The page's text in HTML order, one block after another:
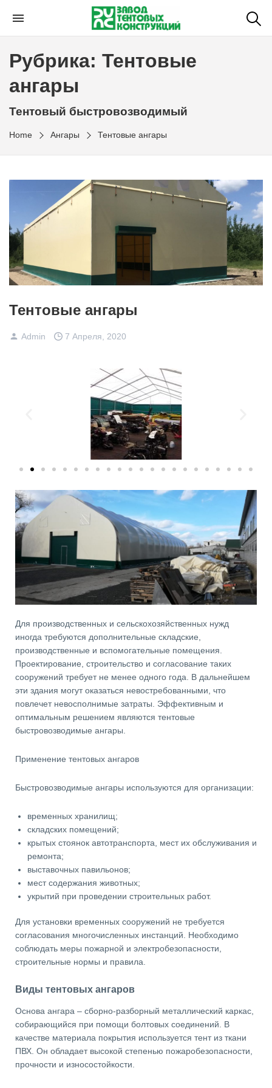
Рубрика: Тентовые
ангары
Тентовый быстровозводимый
Home Ангары Тентовые ангары
Тентовые ангары
Admin 7 Апреля, 2020
Для производственных и сельскохозяйственных нужд
иногда требуются дополнительные складские,
производственные и вспомогательные помещения.
Проектирование, строительство и согласование таких
сооружений требует не менее одного года. В дальнейшем
эти здания могут оказаться невостребованными, что
повлечет невосполнимые затраты. Эффективным и
оптимальным решением являются тентовые
быстровозводимые ангары.
Применение тентовых ангаров
Быстровозводимые ангары используются для организации:
временных хранилищ;
складских помещений;
крытых стоянок автотранспорта, мест их обслуживания и
ремонта;
выставочных павильонов;
мест содержания животных;
укрытий при проведении строительных работ.
Для установки временных сооружений не требуется
согласования многочисленных инстанций. Необходимо
соблюдать меры пожарной и электробезопасности,
строительные нормы и правила.
Виды тентовых ангаров
Основа ангара – сборно-разборный металлический каркас,
собирающийся при помощи болтовых соединений. В
качестве материала покрытия используется тент из ткани
ПВХ. Он обладает высокой степенью пожаробезопасности,
прочности и износостойкости.